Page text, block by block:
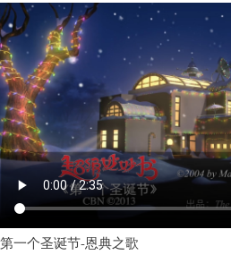
儿
童
早
教
视
频
_
教
育
类
卡
通)
第一个圣诞节-恩典之歌